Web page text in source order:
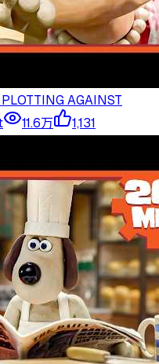
AGAINST
11.6万 1,131